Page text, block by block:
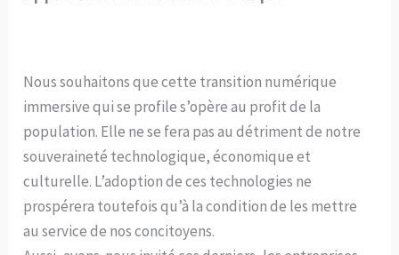
Nous souhaitons que cette transition numérique
immersive qui se profile s’opère au profit de la
population. Elle ne se fera pas au détriment de notre
souveraineté technologique, économique et
culturelle. L’adoption de ces technologies ne
prospérera toutefois qu’à la condition de les mettre
au service de nos concitoyens.